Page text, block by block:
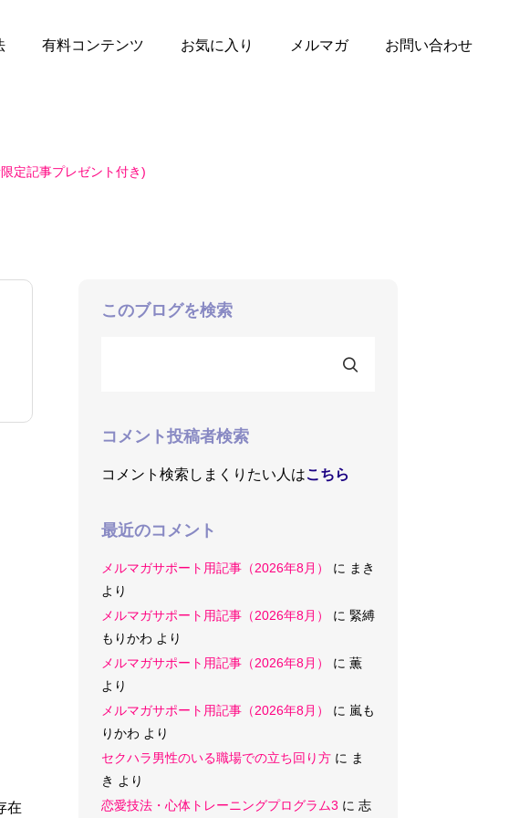
有料コンテンツ お気に入り メルマガ お問い合わせ
定記事プレゼント付き)
在
このブログを検索
コメント投稿者検索
コメント検索しまくりたい人はこちら
最近のコメント
メルマガサポート用記事（2026年8月） に まき
より
メルマガサポート用記事（2026年8月）
に 緊縛
もりかわ より
メルマガサポート用記事（2026年8月）
に 薫
より
メルマガサポート用記事（2026年8月）
に 嵐も
りかわ より
セクハラ男性のいる職場での立ち回り方 に ま
き より
恋愛技法・心体トレーニングプログラム3 に 志